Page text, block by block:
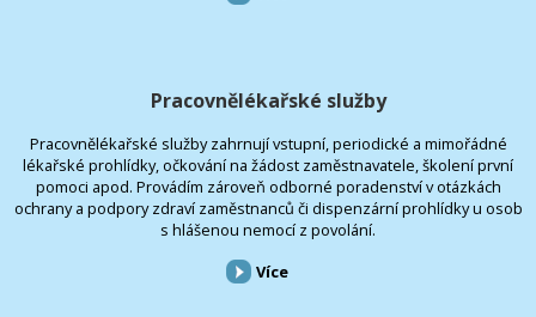
Pracovnělékařské služby
Pracovnělékařské služby zahrnují vstupní, periodické a mimořádné
lékařské prohlídky, očkování na žádost zaměstnavatele, školení první
pomoci apod. Provádím zároveň odborné poradenství v otázkách
ochrany a podpory zdraví zaměstnanců či dispenzární prohlídky u osob
s hlášenou nemocí z povolání.
Více